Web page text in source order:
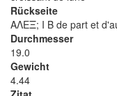
Rückseite
ΑΛΕΞ; I B de part et
Durchmesser
19.0
Gewicht
4.44